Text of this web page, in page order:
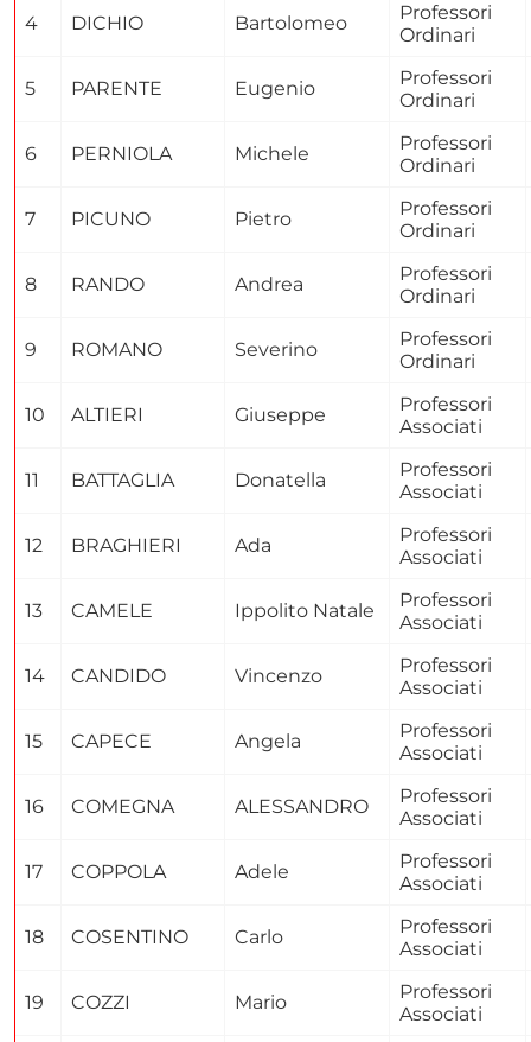
4 DICHIO Bartolomeo
Professori
Ordinari
5 PARENTE Eugenio
Professori
Ordinari
6 PERNIOLA Michele
Professori
Ordinari
7 PICUNO Pietro
Professori
Ordinari
8 RANDO Andrea
Professori
Ordinari
9 ROMANO Severino
Professori
Ordinari
10 ALTIERI Giuseppe
Professori
Associati
11 BATTAGLIA Donatella
Professori
Associati
12 BRAGHIERI Ada
Professori
Associati
13 CAMELE Ippolito Natale
Professori
Associati
14 CANDIDO Vincenzo
Professori
Associati
15 CAPECE Angela
Professori
Associati
16 COMEGNA ALESSANDRO
Professori
Associati
17 COPPOLA Adele
Professori
Associati
18 COSENTINO Carlo
Professori
Associati
19 COZZI Mario
Professori
Associati